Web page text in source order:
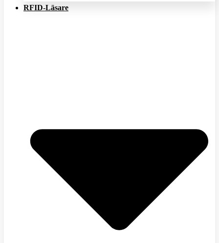
RFID-Läsare